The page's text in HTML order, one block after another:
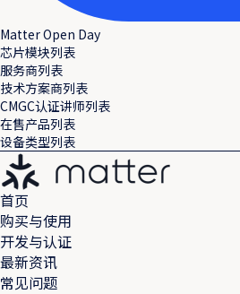
Matter Open Day
芯片模块列表
服务商列表
技术方案商列表
CMGC认证讲师列表
在售产品列表
设备类型列表
首页
购买与使用
开发与认证
最新资讯
常见问题